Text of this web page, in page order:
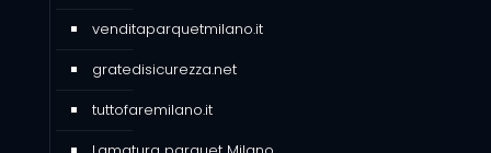
venditaparquetmilano.it
gratedisicurezza.net
tuttofaremilano.it